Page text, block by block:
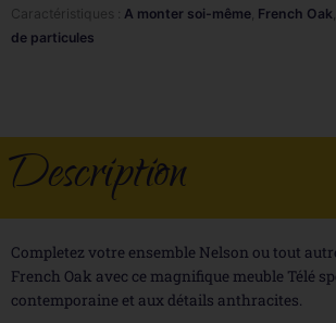
Caractéristiques : A monter soi-même French Oak
de particules
Description
Completez votre ensemble Nelson ou tout
French Oak avec ce magnifique meuble Télé
contemporaine et aux détails anthracites.